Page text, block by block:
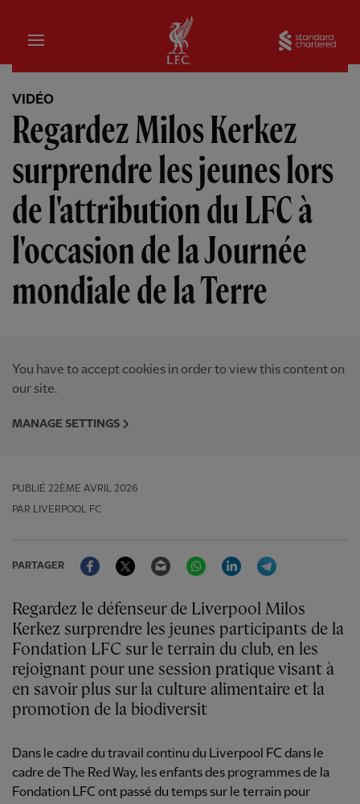
Domicile
VIDÉO
Regardez Milos Kerkez
surprendre les jeunes lors
de l'attribution du LFC à
l'occasion de la Journée
mondiale de la Terre
You have to accept cookies in order to view this content on
our site.
MANAGE SETTINGS
PUBLIÉ 22ÈME AVRIL 2026
PAR LIVERPOOL FC
PARTAGER
FacebookTwitter Email WhatsAppLinkedIn
Regardez le défenseur de Liverpool Milos
Kerkez surprendre les jeunes participants de la
Fondation LFC sur le terrain du club, en les
rejoignant pour une session pratique visant à
en savoir plus sur la culture alimentaire et la
promotion de la biodiversit
Dans le cadre du travail continu du Liverpool FC dans le
cadre de The Red Way, les enfants des programmes de la
Fondation LFC ont passé du temps sur le terrain pour